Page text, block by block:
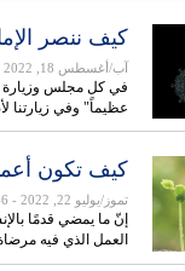
كيف ننصر
آب/أغسطس 18, 2022
في كل مجلس وزيارة
عظيماً" وفي زيارتنا
كيف تكون
تموز/يوليو 22, 2022 - 1146
إنّ ما يمضي قدمًا
العمل الذي فيه